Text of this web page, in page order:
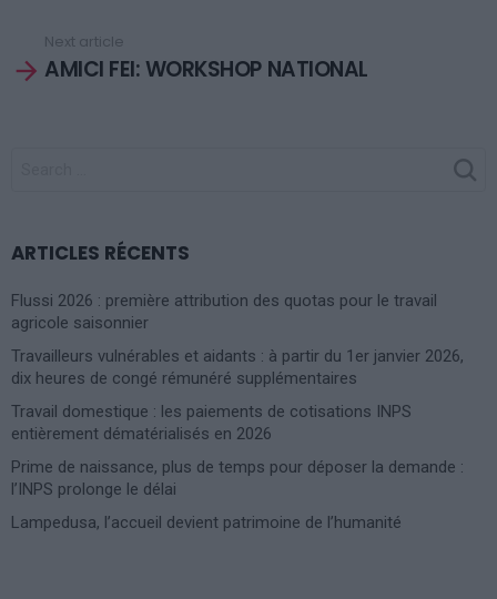
moreNext article
AMICI FEI: WORKSHOP NATIONAL
ARTICLES RÉCENTS
Flussi 2026 : première attribution des quotas pour le travail
agricole saisonnier
Travailleurs vulnérables et aidants : à partir du 1er janvier 2026,
dix heures de congé rémunéré supplémentaires
Travail domestique : les paiements de cotisations INPS
entièrement dématérialisés en 2026
Prime de naissance, plus de temps pour déposer la demande :
l’INPS prolonge le délai
Lampedusa, l’accueil devient patrimoine de l’humanité